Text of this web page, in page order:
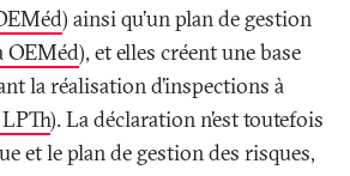
) ainsi qu’un plan de gestion
OEMéd), et elles créent une base
la réalisation d’inspections à
). La déclaration n’est toutefois
et le plan de gestion des risques,